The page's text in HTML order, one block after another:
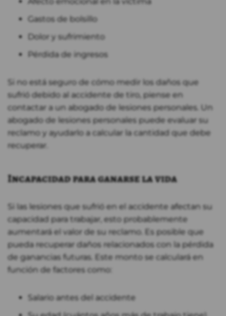
Gastos de bolsillo
Dolor y sufrimiento
Pérdida de ingresos
Si no está seguro de cómo medir los daños que
sufrió debido al accidente de tiro, piense en
contactar a un abogado de lesiones personales. Un
abogado de lesiones personales puede evaluar su
reclamo y ayudarlo a calcular la cantidad que debe
recuperar.
Incapacidad para ganarse la vida
Si las lesiones que sufrió en el accidente afectan su
capacidad para trabajar, esto probablemente
aumentará el valor de su reclamo. Es posible que
pueda recuperar daños relacionados con la pérdida
de ganancias futuras. Este monto se calculará en
función de factores como:
Salario antes del accidente